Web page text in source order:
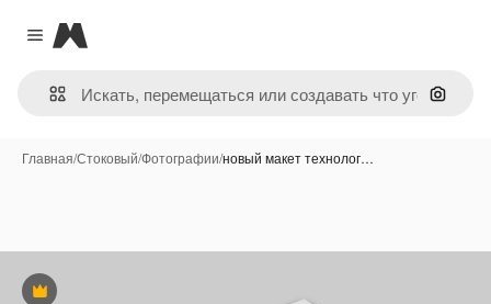
Close menu
Magnific
Поиск
Главная/Стоковый/Фотографии/новый макет технолог…
Премиум